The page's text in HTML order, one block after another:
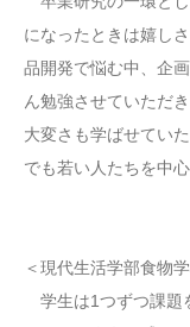
になったときは嬉し
品開発で悩む中、企
ん勉強させていただ
大変さも学ばせてい
でも若い人たちを中
＜現代生活学部食物
学生は1つずつ課題